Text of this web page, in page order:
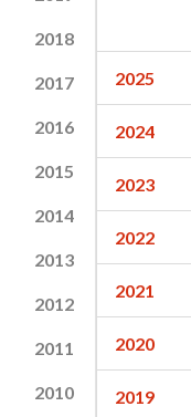
2018
2017
2016
2015
2014
2013
2012
2011
2010
2025
2024
2023
2022
2021
2020
2019